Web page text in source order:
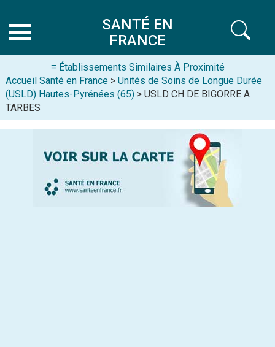
SANTÉ EN
FRANCE
≡ Établissements Similaires À Proximité
Accueil Santé en France > Unités de Soins de Longue Durée
(USLD) Hautes-Pyrénées (65) > USLD CH DE BIGORRE A
TARBES